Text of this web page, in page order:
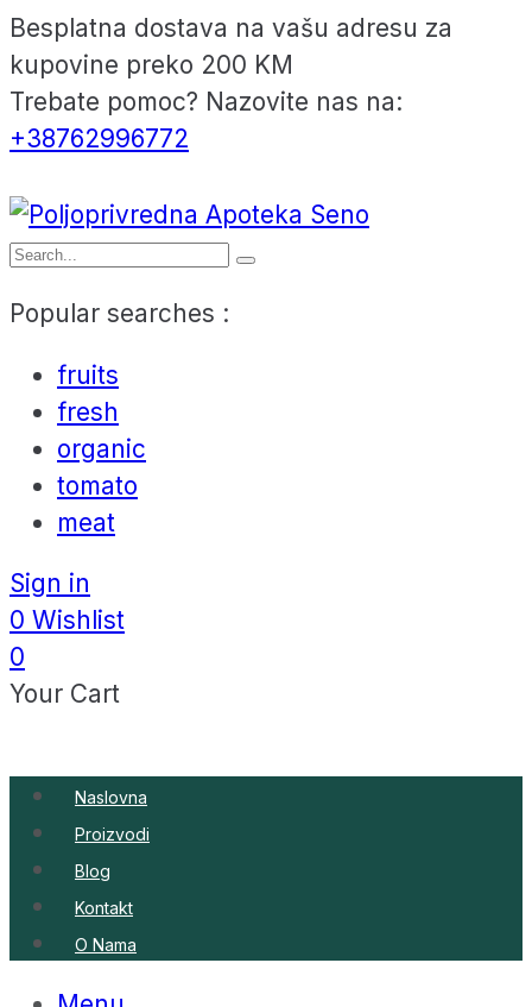
Besplatna dostava na vašu adresu za
kupovine preko 200 KM
Trebate pomoc? Nazovite nas na:
+38762996772
Popular searches :
fruits
fresh
organic
tomato
meat
Sign in
0 Wishlist
0
Your Cart
Naslovna
Proizvodi
Blog
Kontakt
O Nama